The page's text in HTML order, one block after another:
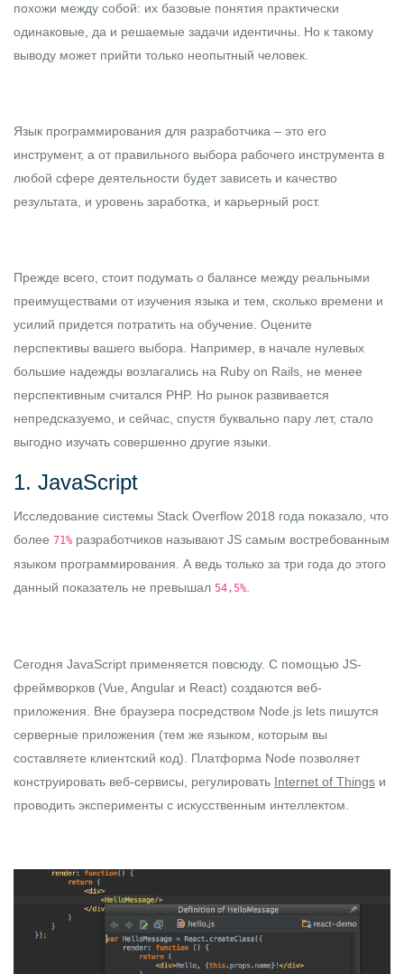
похожи между собой: их базовые понятия практически
одинаковые, да и решаемые задачи идентичны. Но к такому
выводу может прийти только неопытный человек.
Язык программирования для разработчика – это его
инструмент, а от правильного выбора рабочего инструмента в
любой сфере деятельности будет зависеть и качество
результата, и уровень заработка, и карьерный рост.
Прежде всего, стоит подумать о балансе между реальными
преимуществами от изучения языка и тем, сколько времени и
усилий придется потратить на обучение. Оцените
перспективы вашего выбора. Например, в начале нулевых
большие надежды возлагались на Ruby on Rails, не менее
перспективным считался PHP. Но рынок развивается
непредсказуемо, и сейчас, спустя буквально пару лет, стало
выгодно изучать совершенно другие языки.
1. JavaScript
Исследование системы Stack Overflow 2018 года показало, что
более 71% разработчиков называют JS самым востребованным
языком программирования. А ведь только за три года до этого
данный показатель не превышал 54,5%.
Сегодня JavaScript применяется повсюду. С помощью JS-
фреймворков (Vue, Angular и React) создаются веб-
приложения. Вне браузера посредством Node.js lets пишутся
серверные приложения (тем же языком, которым вы
составляете клиентский код). Платформа Node позволяет
конструировать веб-сервисы, регулировать Internet of Things и
проводить эксперименты с искусственным интеллектом.